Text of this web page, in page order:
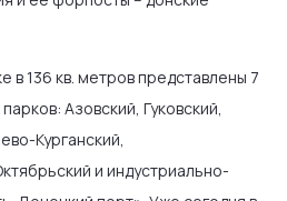
в 136 кв. метров представлены 7
Азовский, Гуковский,
Курганский,
и индустриально-